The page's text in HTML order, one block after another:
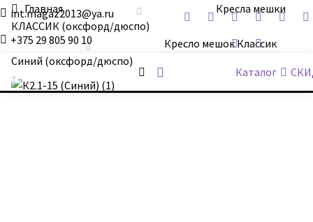
int.magaz2013@ya.ru
+375 29 805 90 10
ДримБэг.бай Каталог
Главная
Кресла мешки
КЛАССИК (оксфорд/дюспо)
Кресло мешок Классик
Синий (оксфорд/дюспо)